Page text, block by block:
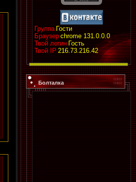
Группа Гости
Браузер chrome 131.0.0.0
Твой логин Гость
Твой IP 216.73.216.42
Болталка